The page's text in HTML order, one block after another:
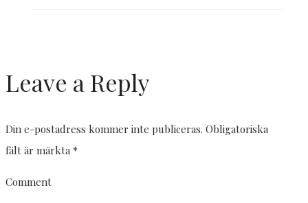
Leave a Reply
Din e-postadress kommer inte publiceras. Obligatoriska
fält är märkta *
Comment